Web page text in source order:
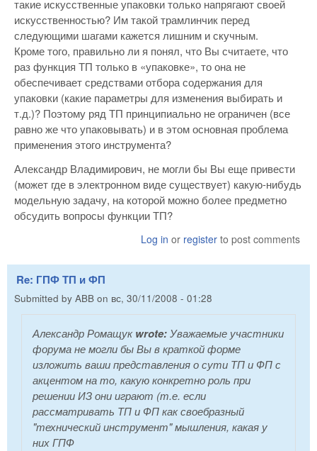
такие искусственные упаковки только напрягают своей
искусственностью? Им такой трамлинчик перед
следующими шагами кажется лишним и скучным.
Кроме того, правильно ли я понял, что Вы считаете, что
раз функция ТП только в «упаковке», то она не
обеспечивает средствами отбора содержания для
упаковки (какие параметры для изменения выбирать и
т.д.)? Поэтому ряд ТП принципиально не ограничен (все
равно же что упаковывать) и в этом основная проблема
применения этого инструмента?
Александр Владимирович, не могли бы Вы еще привести
(может где в электронном виде существует) какую-нибудь
модельную задачу, на которой можно более предметно
обсудить вопросы функции ТП?
Log in or register to post comments
Re: ГПФ ТП и ФП
Submitted by ABB on вс, 30/11/2008 - 01:28
Александр Ромащукwrote:Уважаемые участники
форума не могли бы Вы в краткой форме
изложить ваши представления о сути ТП и ФП с
акцентом на то, какую конкретно роль при
решении ИЗ они играют (т.е. если
рассматривать ТП и ФП как своебразный
"технический инструмент" мышления, какая у
них ГПФ